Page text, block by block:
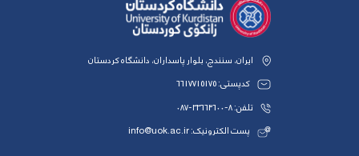
ایران، سنندج، بلوار پاسداران، دانشگاه کردستان
کدپستی: 6617715175
تلفن: 8-33664600-087
پست الکترونیک: info@uok.ac.ir